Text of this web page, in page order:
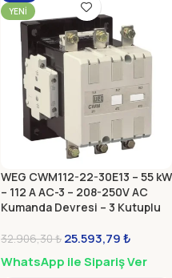
YENI
WEG CWM112-22-30E13 – 55 kW
– 112 A AC-3 – 208-250V AC
Kumanda Devresi – 3 Kutuplu
Modül)
32.906,30₺ 25.593,79₺
WhatsApp ile Sipariş Ver